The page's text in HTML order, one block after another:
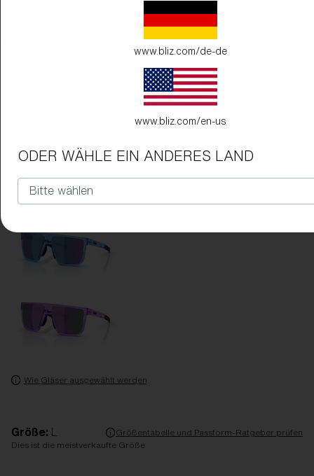
Wie Gläser ausgewählt werden
Größe:
Größentabelle und Passform-Ratgeber prüfen
Dies ist die meistverkaufte Größe
www.bliz.com/de-de
www.bliz.com/en-us
ODER WÄHLE EIN ANDERES LAND